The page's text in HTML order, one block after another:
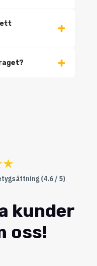
ett
☆
(4.6 / 5)
kunder
oss!